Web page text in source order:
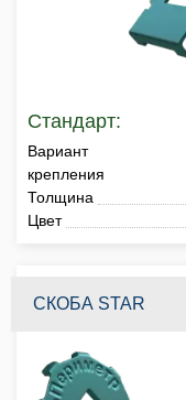
Стандарт:
Вариант
крепления
Толщина
Цвет
СКОБА STAR